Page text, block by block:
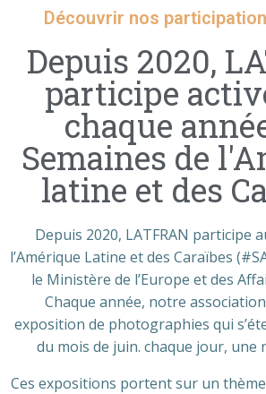
Découvrir nos
Depuis 2020,
participe
chaque
Semaines de
latine et des
Depuis 2020, LATFRAN participe
l’Amérique Latine et des Caraïbes
le Ministère de l’Europe et des
Chaque année, notre
exposition de photographies qui
du mois de juin. chaque jour, une
Ces expositions portent sur un